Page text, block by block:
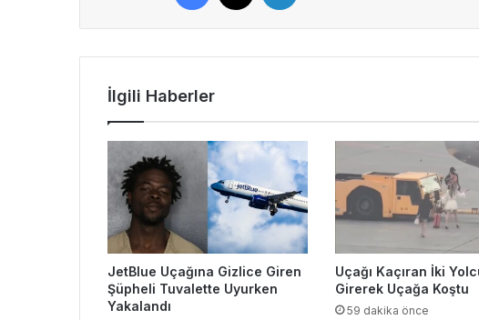
İlgili Haberler
JetBlue Uçağına Gizlice Giren
Şüpheli Tuvalette Uyurken
Yakalandı
Uçağı Kaçıran İki
Girerek Uçağa Koştu
59 dakika önce